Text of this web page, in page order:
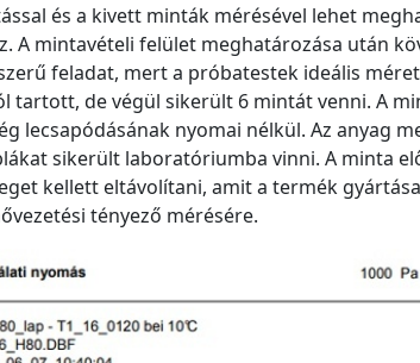
és a kivett minták mérésével lehet
A mintavételi felület meghatározása után
feladat, mert a próbatestek ideális
tartott, de végül sikerült 6 mintát venni. A
lecsapódásának nyomai nélkül. Az anyag
sikerült laboratóriumba vinni. A minta
kellett eltávolítani, amit a termék
tényező mérésére.